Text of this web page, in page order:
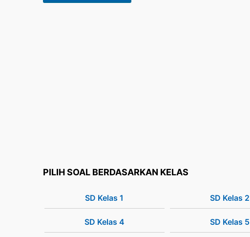
PILIH SOAL BERDASARKAN KELAS
SD Kelas 1 SD Kelas 2
SD Kelas 4 SD Kelas 5